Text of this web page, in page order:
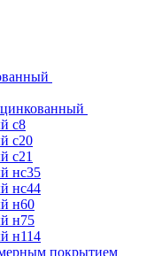
с8
с20
с21
нс35
нс44
н60
н75
н114
покрытием